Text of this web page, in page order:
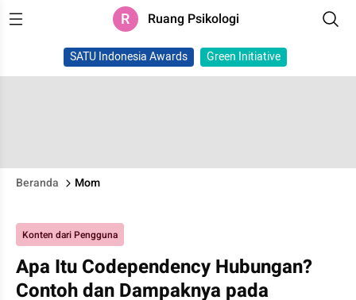
R Ruang Psikologi
SATU Indonesia Awards Green Initiative
Beranda Mom
Konten dari Pengguna
Apa Itu Codependency Hubungan?
Contoh dan Dampaknya pada